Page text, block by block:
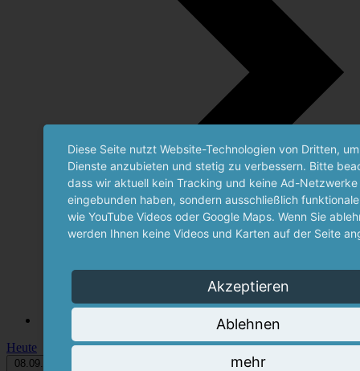
Heute
08.09.2024 Datum wählen.
Diese Seite nutzt Website-Technologien von Dritten,
Dienste anzubieten und stetig zu verbessern. Bitte
dass wir aktuell kein Tracking und keine Ad-Netzwerke
eingebunden haben, sondern ausschließlich
wie YouTube Videos oder Google Maps. Wenn Sie
werden Ihnen keine Videos und Karten auf der Seite
Akzeptieren
Ablehnen
mehr